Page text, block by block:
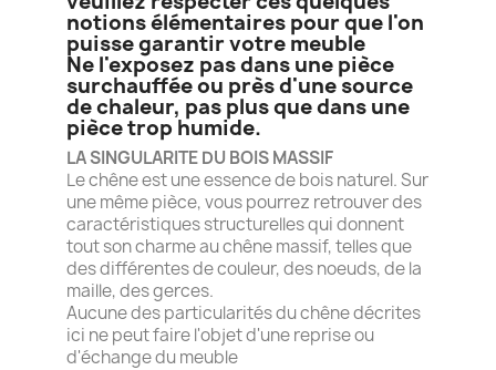
notions élémentaires pour que l'on
puisse garantir votre meuble
Ne l'exposez pas dans une pièce
surchauffée ou près d'une source
de chaleur, pas plus que dans une
pièce trop humide.
LA SINGULARITE DU BOIS MASSIF
Le chêne est une essence de bois naturel. Sur
une même pièce, vous pourrez retrouver des
caractéristiques structurelles qui donnent
tout son charme au chêne massif, telles que
des différentes de couleur, des noeuds, de la
maille, des gerces.
Aucune des particularités du chêne décrites
ici ne peut faire l'objet d'une reprise ou
d'échange du meuble